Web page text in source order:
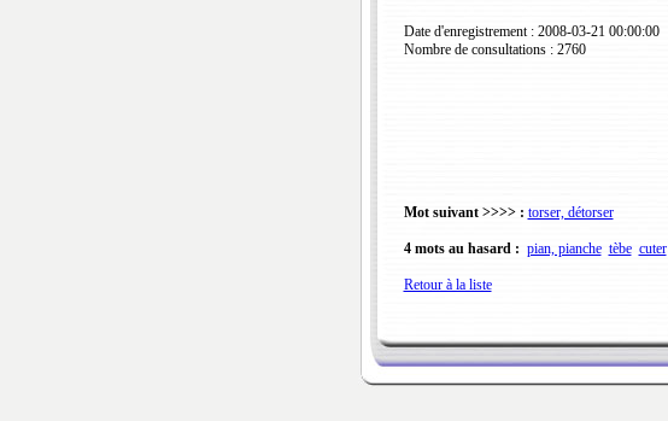
Date d'enregistrement : 2008-03-21 00:00:00
Nombre de consultations : 2760
Mot suivant >>>> : torser, détorser
4 mots au hasard : pian, pianche tèbe cuter
Retour à la liste